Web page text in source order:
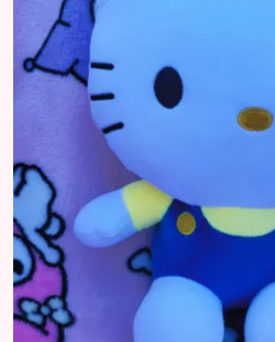
Actu
Nos réseaux